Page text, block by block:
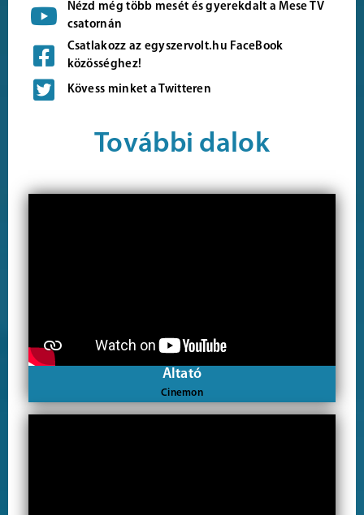
Nézd még több mesét és gyerekdalt a Mese TV
csatornán
Csatlakozz az egyszervolt.hu FaceBook
közösséghez!
Kövess minket a Twitteren
További dalok
Altató
Cinemon